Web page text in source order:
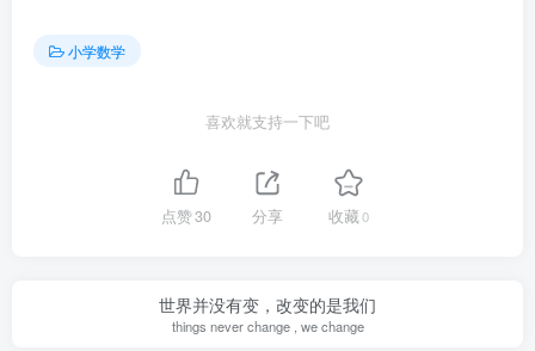
小学数学
喜欢就支持一下吧
点赞30 分享 收藏0
世界并没有变，改变的是我们
things never change , we change